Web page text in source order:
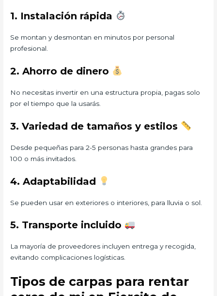
1. Instalación rápida
Se montan y desmontan en minutos por personal
profesional.
2. Ahorro de dinero
No necesitas invertir en una estructura propia, pagas solo
por el tiempo que la usarás.
3. Variedad de tamaños y estilos
Desde pequeñas para 2-5 personas hasta grandes para
100 o más invitados.
4. Adaptabilidad
Se pueden usar en exteriores o interiores, para lluvia o sol.
5. Transporte incluido
La mayoría de proveedores incluyen entrega y recogida,
evitando complicaciones logísticas.
Tipos de carpas para rentar